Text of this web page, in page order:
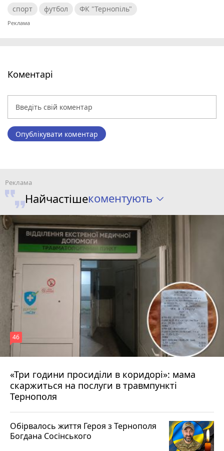
спорт футбол ФК "Тернопіль"
Коментарі
Опублікувати коментар
Найчастішекоментують
«Три години просиділи в коридорі»: мама
скаржиться на послуги в травмпункті
Тернополя
46
Вчора о 13:05
Обірвалось життя Героя з Тернополя
Богдана Сосінського